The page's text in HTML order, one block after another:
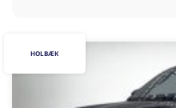
HOLBÆK